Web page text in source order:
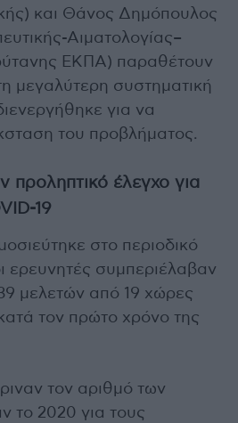
και Θάνος Δημόπουλος
Αιματολογίας–
ΕΚΠΑ) παραθέτουν
μεγαλύτερη συστηματική
για να
του προβλήματος.
προληπτικό έλεγχο για
19
στο περιοδικό
ερευνητές συμπεριέλαβαν
μελετών από 19 χώρες
τον πρώτο χρόνο της
τον αριθμό των
το 2020 για τους